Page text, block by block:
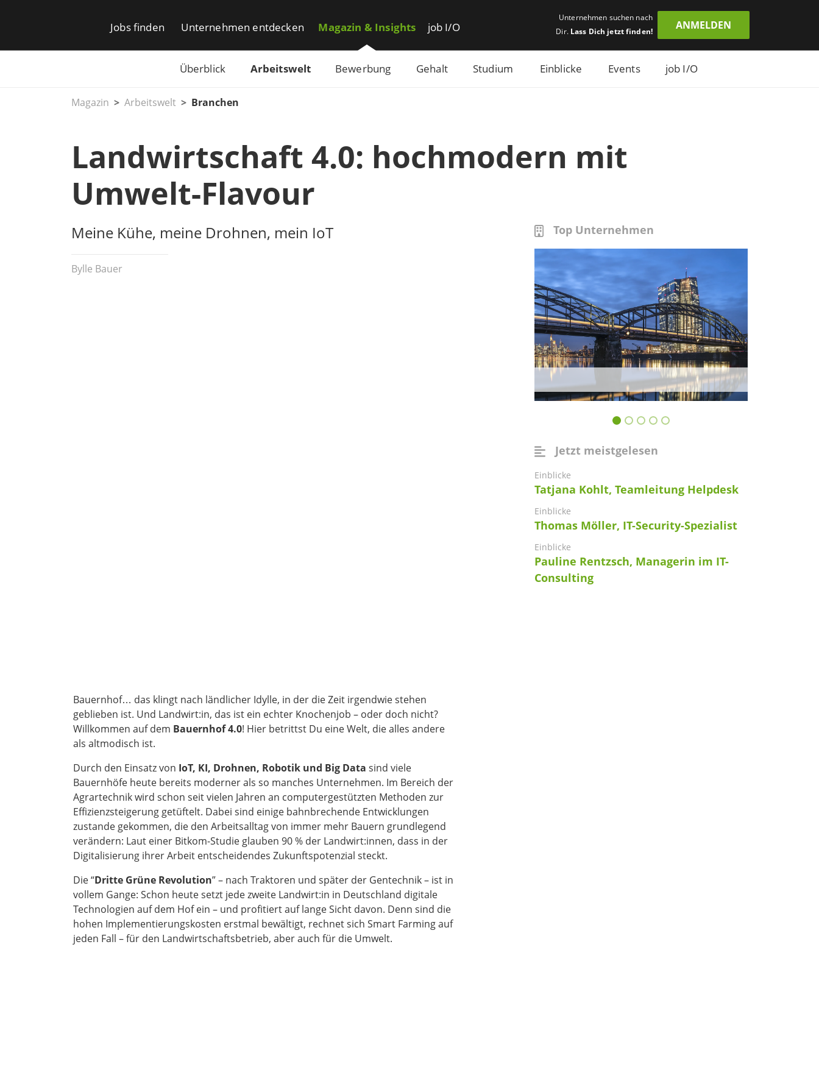
Jobs finden Unternehmen entdecken Magazin & Insights
Überblick Arbeitswelt Bewerbung Gehalt Studium Einblicke Events job I/O
job I/O
Unternehmen suchen nach
Dir. Lass Dich jetzt finden!
ANMELDEN
Magazin Arbeitswelt Branchen
Landwirtschaft 4.0: hochmodern mit
Umwelt-Flavour
Meine Kühe, meine Drohnen, mein IoT
Bylle Bauer
Bauernhof… das klingt nach ländlicher Idylle, in der die Zeit irgendwie stehen
geblieben ist. Und Landwirt:in, das ist ein echter Knochenjob – oder doch nicht?
Willkommen auf dem Bauernhof 4.0! Hier betrittst Du eine Welt, die alles andere
als altmodisch ist.
Durch den Einsatz von IoT, KI, Drohnen, Robotik und Big Data sind viele
Bauernhöfe heute bereits moderner als so manches Unternehmen. Im Bereich der
Agrartechnik wird schon seit vielen Jahren an computergestützten Methoden zur
Effizienzsteigerung getüftelt. Dabei sind einige bahnbrechende Entwicklungen
zustande gekommen, die den Arbeitsalltag von immer mehr Bauern grundlegend
verändern: Laut einer Bitkom-Studie glauben 90 % der Landwirt:innen, dass in der
Digitalisierung ihrer Arbeit entscheidendes Zukunftspotenzial steckt.
Die “Dritte Grüne Revolution” – nach Traktoren und später der Gentechnik – ist in
vollem Gange: Schon heute setzt jede zweite Landwirt:in in Deutschland digitale
Technologien auf dem Hof ein – und profitiert auf lange Sicht davon. Denn sind die
hohen Implementierungskosten erstmal bewältigt, rechnet sich Smart Farming auf
jeden Fall – für den Landwirtschaftsbetrieb, aber auch für die Umwelt.
Top Unternehmen
Jetzt meistgelesen
Einblicke
Tatjana Kohlt, Teamleitung Helpdesk
Einblicke
Thomas Möller, IT-Security-Spezialist
Einblicke
Pauline Rentzsch, Managerin im IT-
Consulting